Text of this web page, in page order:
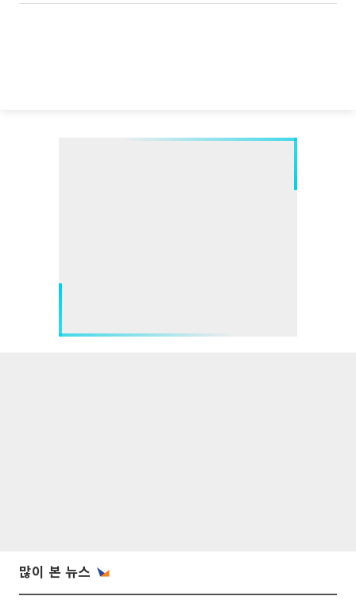
많이 본 뉴스